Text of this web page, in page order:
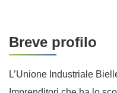
Breve profilo
L’Unione Industriale